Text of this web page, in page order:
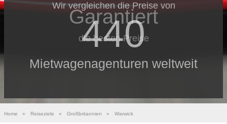
Wir vergleichen die Preise von
440
Mietwagenagenturen weltweit
Garantiert
die besten Preise
Home » Reiseziele » Großbritannien » Warwick